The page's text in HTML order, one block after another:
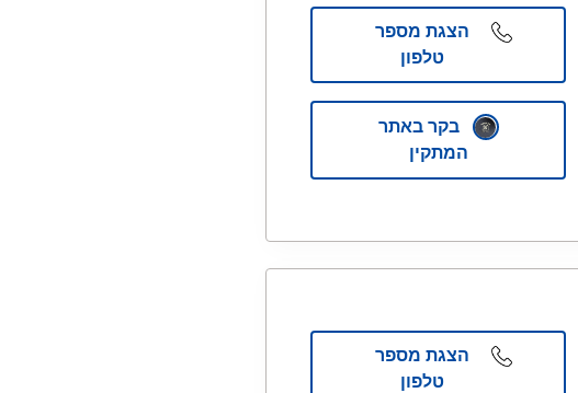
הצגת מספר
טלפון
בקר באתר
המתקין
הצגת מספר
טלפון